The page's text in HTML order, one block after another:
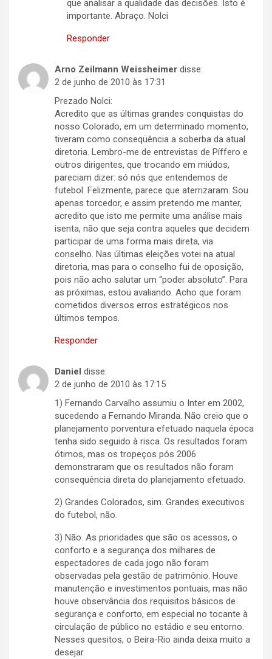
que analisar a qualidade das decisões. Isto é
importante. Abraço. Nolci
Responder
Arno Zeilmann Weissheimer disse:
2 de junho de 2010 às 17:31
Prezado Nolci:
Acredito que as últimas grandes conquistas do
nosso Colorado, em um determinado momento,
tiveram como conseqüência a soberba da atual
diretoria. Lembro-me de entrevistas de Píffero e
outros dirigentes, que trocando em miúdos,
pareciam dizer: só nós que entendemos de
futebol. Felizmente, parece que aterrizaram. Sou
apenas torcedor, e assim pretendo me manter,
acredito que isto me permite uma análise mais
isenta, não que seja contra aqueles que decidem
participar de uma forma mais direta, via
conselho. Nas últimas eleições votei na atual
diretoria, mas para o conselho fui de oposição,
pois não acho salutar um “poder absoluto”. Para
as próximas, estou avaliando. Acho que foram
cometidos diversos erros estratégicos nos
últimos tempos.
Responder
Daniel disse:
2 de junho de 2010 às 17:15
1) Fernando Carvalho assumiu o Inter em 2002,
sucedendo a Fernando Miranda. Não creio que o
planejamento porventura efetuado naquela época
tenha sido seguido à risca. Os resultados foram
ótimos, mas os tropeços pós 2006
demonstraram que os resultados não foram
consequência direta do planejamento efetuado.
2) Grandes Colorados, sim. Grandes executivos
do futebol, não.
3) Não. As prioridades que são os acessos, o
conforto e a segurança dos milhares de
espectadores de cada jogo não foram
observadas pela gestão de patrimônio. Houve
manutenção e investimentos pontuais, mas não
houve observância dos requisitos básicos de
segurança e conforto, em especial no tocante à
circulação de público no estádio e seu entorno.
Nesses quesitos, o Beira-Rio ainda deixa muito a
desejar.